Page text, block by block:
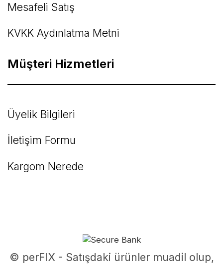
Mesafeli Satış
KVKK Aydınlatma Metni
Müşteri Hizmetleri
Üyelik Bilgileri
İletişim Formu
Kargom Nerede
© perFIX - Satışdaki ürünler muadil olup,